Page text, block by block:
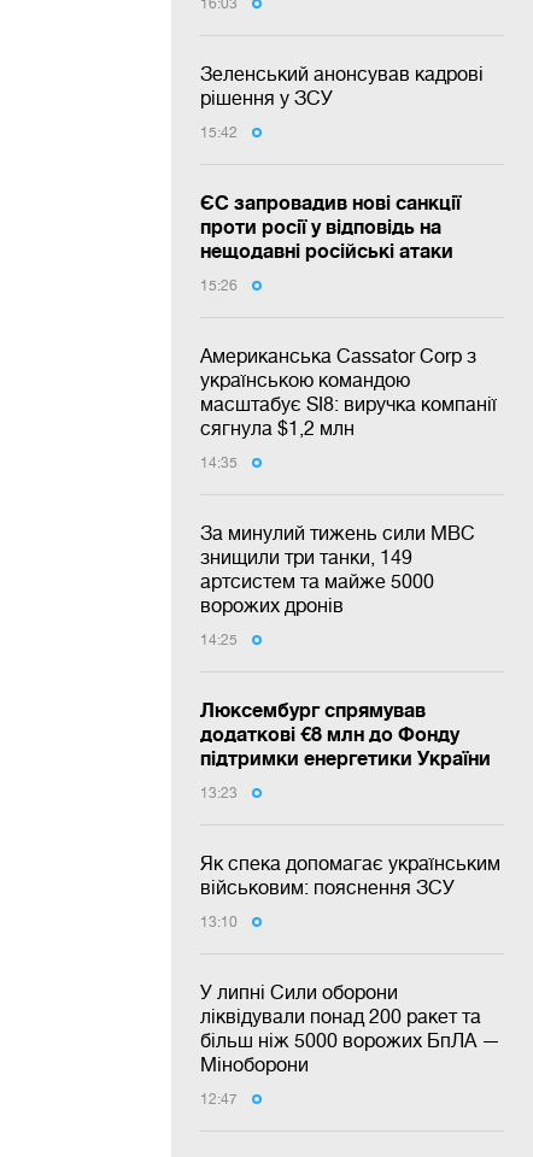
16:03
Зеленський анонсував кадрові
рішення у ЗСУ
15:42
ЄС запровадив нові санкції
проти росії у відповідь на
нещодавні російські атаки
15:26
Американська Cassator Corp з
українською командою
масштабує SI8: виручка компанії
сягнула $1,2 млн
14:35
За минулий тижень сили МВС
знищили три танки, 149
артсистем та майже 5000
ворожих дронів
14:25
Люксембург спрямував
додаткові €8 млн до Фонду
підтримки енергетики України
13:23
Як спека допомагає українським
військовим: пояснення ЗСУ
13:10
У липні Сили оборони
ліквідували понад 200 ракет та
більш ніж 5000 ворожих БпЛА —
Міноборони
12:47